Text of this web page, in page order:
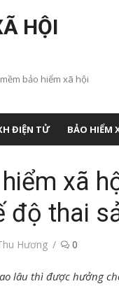
HỘI
bảo hiểm xã hội
ĐIỆN TỬ BẢO HIỂM
xã
độ thai
Hương 0
lâu thì được hưởng